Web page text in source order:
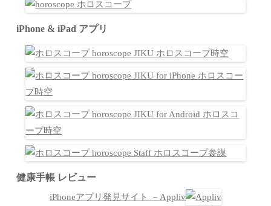
iPhone & iPad アプリ
健康手帳 レビュー
iPhoneアプリ発見サイト －Appliv